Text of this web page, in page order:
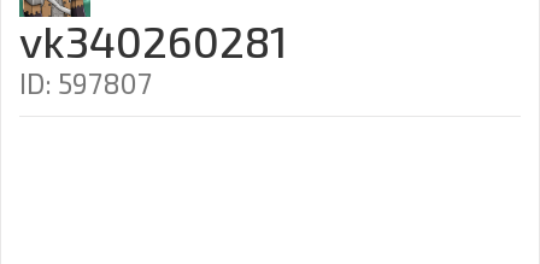
vk340260281
ID: 597807